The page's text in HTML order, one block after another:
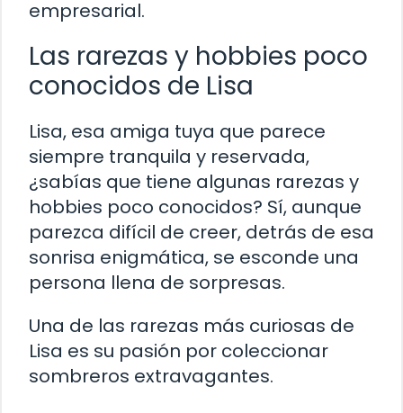
empresarial.
Las rarezas y hobbies poco
conocidos de Lisa
Lisa, esa amiga tuya que parece
siempre tranquila y reservada,
¿sabías que tiene algunas rarezas y
hobbies poco conocidos? Sí, aunque
parezca difícil de creer, detrás de esa
sonrisa enigmática, se esconde una
persona llena de sorpresas.
Una de las rarezas más curiosas de
Lisa es su pasión por coleccionar
sombreros extravagantes.